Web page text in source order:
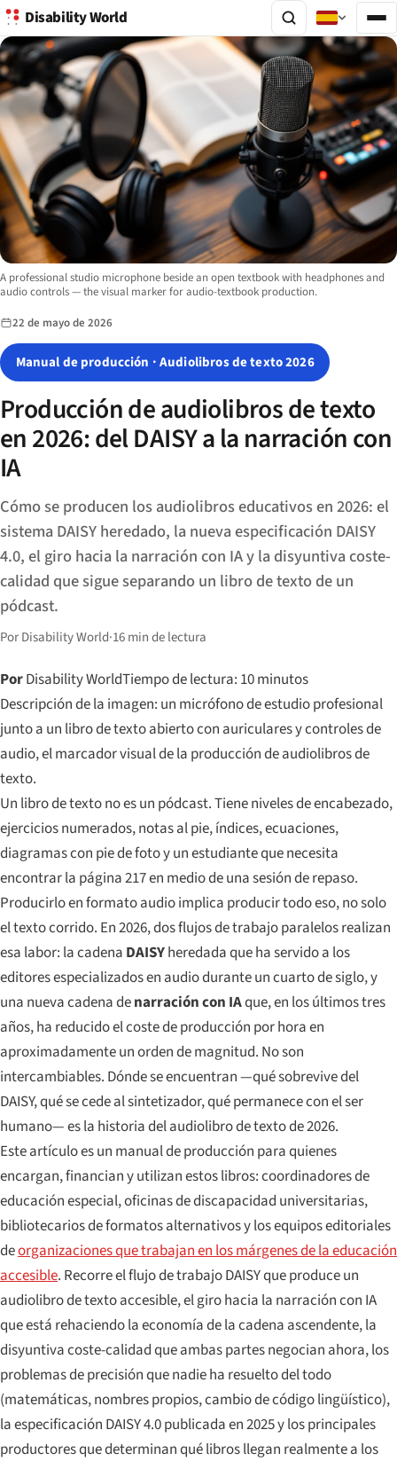
Disability World
Image description:
A professional studio microphone beside an open textbook with headphones and
audio controls — the visual marker for audio-textbook production.
22 de mayo de 2026
Manual de producción · Audiolibros de texto 2026
Producción de audiolibros de texto
en 2026: del DAISY a la narración con
IA
Cómo se producen los audiolibros educativos en 2026: el
sistema DAISY heredado, la nueva especificación DAISY
4.0, el giro hacia la narración con IA y la disyuntiva coste-
calidad que sigue separando un libro de texto de un
pódcast.
Por Disability World·16 min de lectura
PorDisability WorldTiempo de lectura: 10 minutos
Descripción de la imagen: un micrófono de estudio profesional
junto a un libro de texto abierto con auriculares y controles de
audio, el marcador visual de la producción de audiolibros de
texto.
Un libro de texto no es un pódcast. Tiene niveles de encabezado,
ejercicios numerados, notas al pie, índices, ecuaciones,
diagramas con pie de foto y un estudiante que necesita
encontrar la página 217 en medio de una sesión de repaso.
Producirlo en formato audio implica producir todo eso, no solo
el texto corrido. En 2026, dos flujos de trabajo paralelos realizan
esa labor: la cadena DAISYheredada que ha servido a los
editores especializados en audio durante un cuarto de siglo, y
una nueva cadena denarración con IAque, en los últimos tres
años, ha reducido el coste de producción por hora en
aproximadamente un orden de magnitud. No son
intercambiables. Dónde se encuentran —qué sobrevive del
DAISY, qué se cede al sintetizador, qué permanece con el ser
humano— es la historia del audiolibro de texto de 2026.
Este artículo es un manual de producción para quienes
encargan, financian y utilizan estos libros: coordinadores de
educación especial, oficinas de discapacidad universitarias,
bibliotecarios de formatos alternativos y los equipos editoriales
deorganizaciones que trabajan en los márgenes de la educación
accesible. Recorre el flujo de trabajo DAISY que produce un
audiolibro de texto accesible, el giro hacia la narración con IA
que está rehaciendo la economía de la cadena ascendente, la
disyuntiva coste-calidad que ambas partes negocian ahora, los
problemas de precisión que nadie ha resuelto del todo
(matemáticas, nombres propios, cambio de código lingüístico),
la especificación DAISY 4.0 publicada en 2025 y los principales
productores que determinan qué libros llegan realmente a los